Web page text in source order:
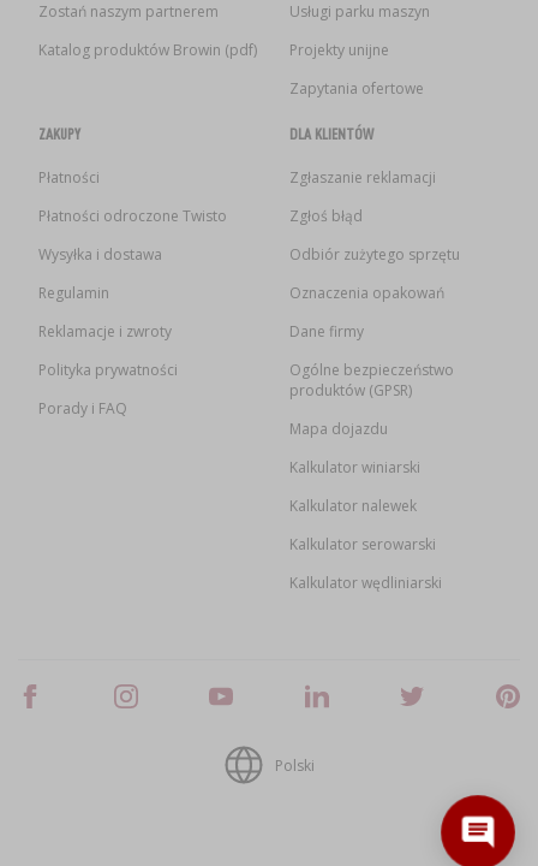
Zostań naszym partnerem
Katalog produktów Browin (pdf)
Usługi parku maszyn
Projekty unijne
Zapytania ofertowe
ZAKUPY
Płatności
Płatności odroczone Twisto
Wysyłka i dostawa
Regulamin
Reklamacje i zwroty
Polityka prywatności
Porady i FAQ
DLA KLIENTÓW
Zgłaszanie reklamacji
Zgłoś błąd
Odbiór zużytego sprzętu
Oznaczenia opakowań
Dane firmy
Ogólne bezpieczeństwo
produktów (GPSR)
Mapa dojazdu
Kalkulator winiarski
Kalkulator nalewek
Kalkulator serowarski
Kalkulator wędliniarski
Polski